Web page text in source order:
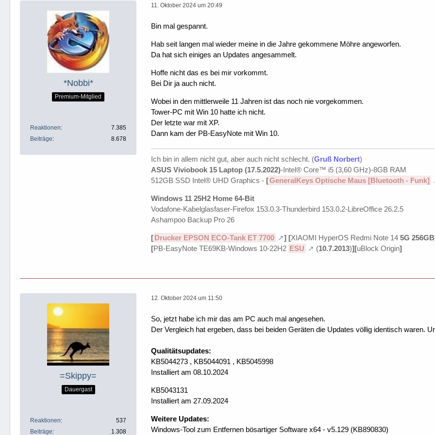
*Nobbi*
Premium-Mitglied
Reaktionen
7.385
Beiträge
8.678
11. Oktober 2024 um 20:49
Bin mal gespannt.
Hab seit langen mal wieder meine in die Jahre gekommene Möhre angeworfen.
Da hat sich einiges an Updates angesammelt.
Hoffe nicht das es bei mir vorkommt.
Bei Dir ja auch nicht.
Wobei in den mittlerweile 11 Jahren ist das noch nie vorgekommen.
Tower-PC mit Win 10 hatte ich nicht.
Der letzte war mit XP.
Dann kam der PB-EasyNote mit Win 10.
Ich bin in allem nicht gut, aber auch nicht schlecht. (Gruß Norbert)
ASUS Viviobook 15 Laptop (17.5.2022)-Intel® Core™ i5 (3,60 GHz)-8GB RAM
512GB SSD Intel® UHD Graphics - [GeneralKeys Optische Maus [Bluetooth - Funk]
Windows 11 25H2 Home 64-Bit
Vodafone-Kabelglasfaser-Firefox 153.0.3-Thunderbird 153.0.2-LibreOffice 26.2.5
Ashampoo Backup Pro 26
[Drucker EPSON ECO-Tank ET 7700 ] [XIAOMI HyperOS Redmi Note 14 5G
[PB-EasyNote TE69KB-Windows 10-22H2 ESU (10.7.2013)][uBlock Origin]
=Skippy=
Dauergast
Reaktionen
537
Beiträge
1.308
12. Oktober 2024 um 11:50
So, jetzt habe ich mir das am PC auch mal angesehen.
Der Vergleich hat ergeben, dass bei beiden Geräten die Updates völlig identisch waren.
Qualitätsupdates:
KB5044273 , KB5044091 , KB5045998
Installiert am 08.10.2024
KB5043131
Installiert am 27.09.2024
Weitere Updates:
Windows-Tool zum Entfernen bösartiger Software x64 - v5.129 (KB890830)